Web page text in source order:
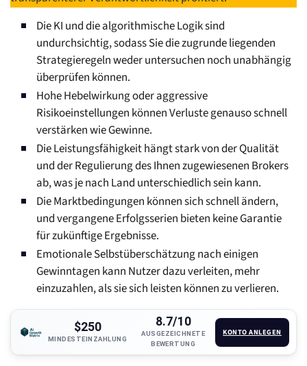
Die KI und die algorithmische Logik sind
undurchsichtig, sodass Sie die zugrunde liegenden
Strategieregeln weder untersuchen noch unabhängig
überprüfen können.
Hohe Hebelwirkung oder aggressive
Risikoeinstellungen können Verluste genauso schnell
verstärken wie Gewinne.
Die Leistungsfähigkeit hängt stark von der Qualität
und der Regulierung des Ihnen zugewiesenen Brokers
ab, was je nach Land unterschiedlich sein kann.
Die Marktbedingungen können sich schnell ändern,
und vergangene Erfolgsserien bieten keine Garantie
für zukünftige Ergebnisse.
Emotionale Selbstüberschätzung nach einigen
Gewinntagen kann Nutzer dazu verleiten, mehr
einzuzahlen, als sie sich leisten können zu verlieren.
$250
MINDESTEINZAHLUNG
8.7/10
AUSGEZEICHNETE
BEWERTUNG
KONTO ANLEGEN